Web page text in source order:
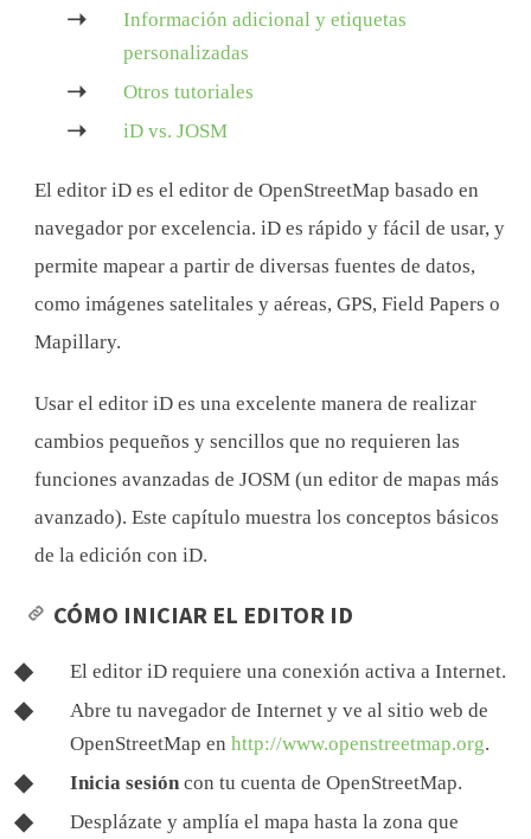
Información adicional y etiquetas
personalizadas
Otros tutoriales
iD vs. JOSM
El editor iD es el editor de OpenStreetMap basado en
navegador por excelencia. iD es rápido y fácil de usar, y
permite mapear a partir de diversas fuentes de datos,
como imágenes satelitales y aéreas, GPS, Field Papers o
Mapillary.
Usar el editor iD es una excelente manera de realizar
cambios pequeños y sencillos que no requieren las
funciones avanzadas de JOSM (un editor de mapas más
avanzado). Este capítulo muestra los conceptos básicos
de la edición con iD.
CÓMO INICIAR EL EDITOR ID
El editor iD requiere una conexión activa a Internet.
Abre tu navegador de Internet y ve al sitio web de
OpenStreetMap enhttp://www.openstreetmap.org.
Inicia sesión con tu cuenta de OpenStreetMap.
Desplázate y amplía el mapa hasta la zona que